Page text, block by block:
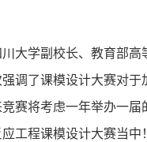
大学副校长、教育部
调了课模设计大赛对
赛将考虑一年举办一
工程课模设计大赛当中！